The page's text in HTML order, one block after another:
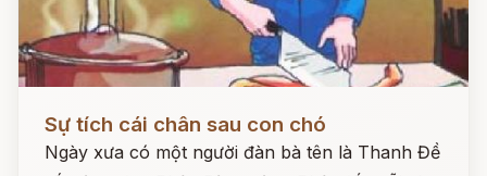
Sự tích cái chân sau con chó
Ngày xưa có một người đàn bà tên là Thanh Đề